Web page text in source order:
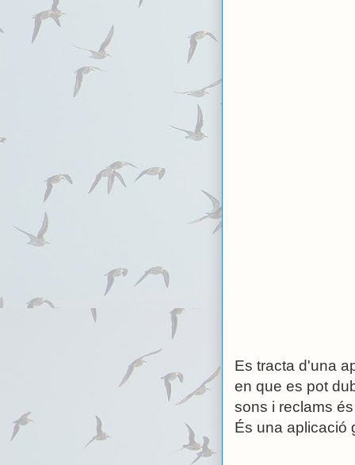
Es tracta d'una
en que es pot
sons i reclams
És una aplicació